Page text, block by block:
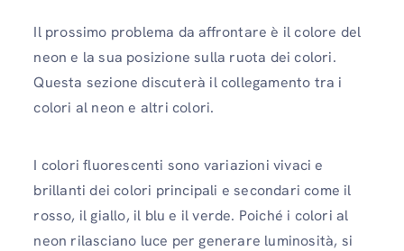
Il prossimo problema da affrontare è il colore del
neon e la sua posizione sulla ruota dei colori.
Questa sezione discuterà il collegamento tra i
colori al neon e altri colori.
I colori fluorescenti sono variazioni vivaci e
brillanti dei colori principali e secondari come il
rosso, il giallo, il blu e il verde. Poiché i colori al
neon rilasciano luce per generare luminosità, si